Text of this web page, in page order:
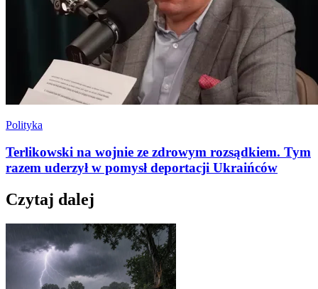
Polityka
Terlikowski na wojnie ze zdrowym rozsądkiem. Tym
razem uderzył w pomysł deportacji Ukraińców
Czytaj dalej